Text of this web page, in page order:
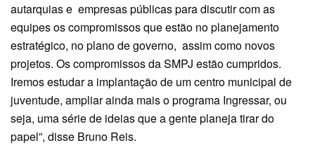
autarquias e empresas públicas para discutir com as
equipes os compromissos que estão no planejamento
estratégico, no plano de governo, assim como novos
projetos. Os compromissos da SMPJ estão cumpridos.
Iremos estudar a implantação de um centro municipal de
juventude, ampliar ainda mais o programa Ingressar, ou
seja, uma série de ideias que a gente planeja tirar do
papel”, disse Bruno Reis.